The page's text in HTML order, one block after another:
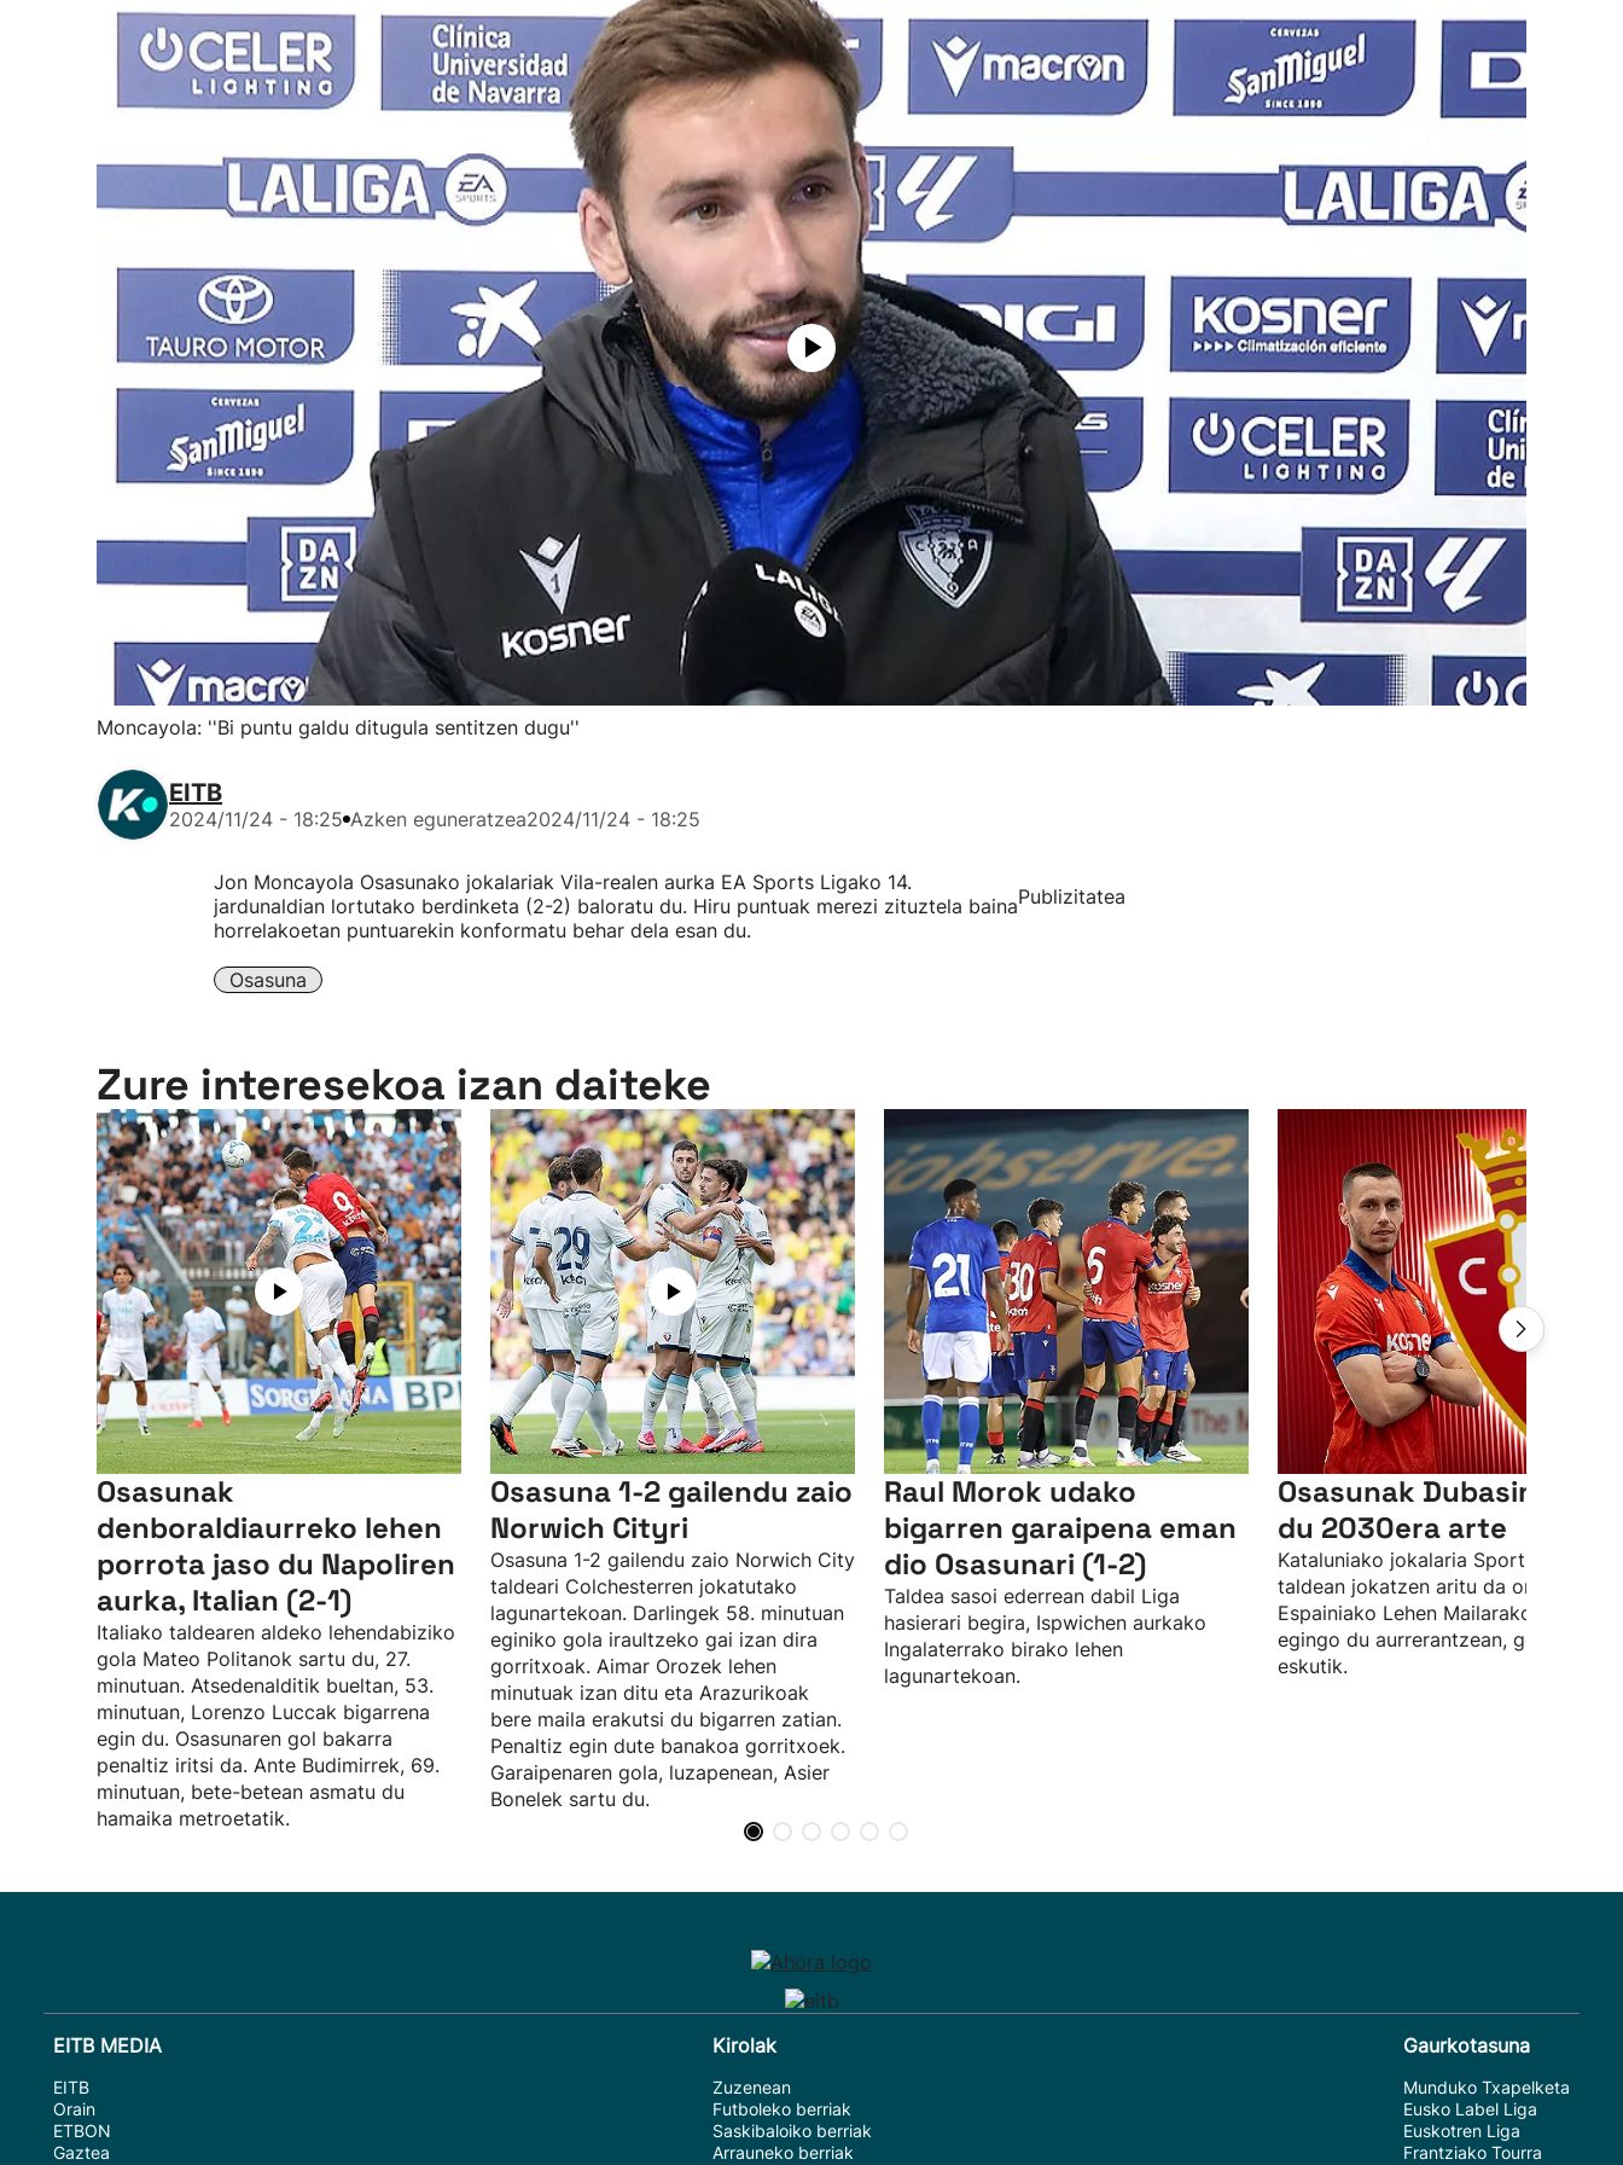
Moncayola: ''Bi puntu galdu ditugula sentitzen dugu''
EITB
2024/11/24 - 18:25 Azken eguneratzea2024/11/24 - 18:25
Jon Moncayola Osasunako jokalariak Vila-realen aurka EA Sports Ligako 14.
jardunaldian lortutako berdinketa (2-2) baloratu du. Hiru puntuak merezi zituztela baina
horrelakoetan puntuarekin konformatu behar dela esan du.
Osasuna
Publizitatea
Zure interesekoa izan daiteke
Osasunak
denboraldiaurreko lehen
porrota jaso du Napoliren
aurka, Italian (2-1)
Italiako taldearen aldeko lehendabiziko
gola Mateo Politanok sartu du, 27.
minutuan. Atsedenalditik bueltan, 53.
minutuan, Lorenzo Luccak bigarrena
egin du. Osasunaren gol bakarra
penaltiz iritsi da. Ante Budimirrek, 69.
minutuan, bete-betean asmatu du
hamaika metroetatik.
Osasuna 1-2 gailendu zaio
Norwich Cityri
Osasuna 1-2 gailendu zaio Norwich City
taldeari Colchesterren jokatutako
lagunartekoan. Darlingek 58. minutuan
eginiko gola iraultzeko gai izan dira
gorritxoak. Aimar Orozek lehen
minutuak izan ditu eta Arazurikoak
bere maila erakutsi du bigarren zatian.
Penaltiz egin dute banakoa gorritxoek.
Garaipenaren gola, luzapenean, Asier
Bonelek sartu du.
Raul Morok udako
bigarren garaipena eman
dio Osasunari (1-2)
Taldea sasoi ederrean dabil Liga
hasierari begira, Ispwichen aurkako
Ingalaterrako birako lehen
lagunartekoan.
Osasunak Dubasin
du 2030era arte
Kataluniako jokalaria Sporting Gijon
taldean jokatzen aritu da orain arte,
Espainiako Lehen Mailarako aldaketa
egingo du aurrerantzean, gorritxoen
eskutik.
EITB MEDIA
EITB
Orain
ETBON
Gaztea
Kirolak
Zuzenean
Futboleko berriak
Saskibaloiko berriak
Arrauneko berriak
Gaurkotasuna
Munduko Txapelketa
Eusko Label Liga
Euskotren Liga
Frantziako Tourra